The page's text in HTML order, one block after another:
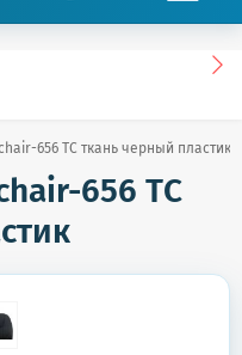
656 TС ткань черный пластик
656 TС